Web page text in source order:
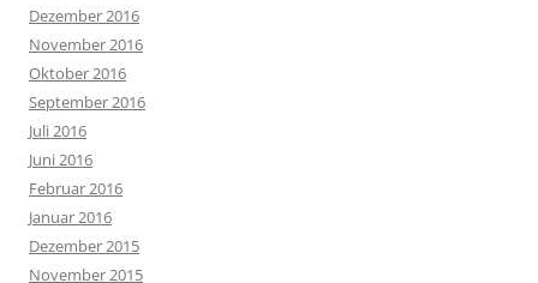
Dezember 2016
November 2016
Oktober 2016
September 2016
Juli 2016
Juni 2016
Februar 2016
Januar 2016
Dezember 2015
November 2015